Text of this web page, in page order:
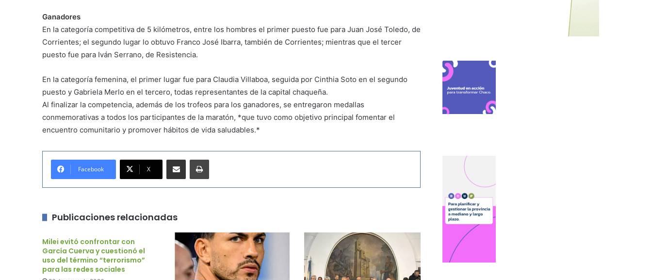
Ganadores
En la categoría competitiva de 5 kilómetros, entre los hombres el primer puesto fue para Juan José Toledo, de
Corrientes; el segundo lugar lo obtuvo Franco José Ibarra, también de Corrientes; mientras que el tercer
puesto fue para Iván Serrano, de Resistencia.
En la categoría femenina, el primer lugar fue para Claudia Villaboa, seguida por Cinthia Soto en el segundo
puesto y Gabriela Merlo en el tercero, todas representantes de la capital chaqueña.
Al finalizar la competencia, además de los trofeos para los ganadores, se entregaron medallas
conmemorativas a todos los participantes de la maratón, *que tuvo como objetivo principal fomentar el
encuentro comunitario y promover hábitos de vida saludables.*
Facebook X
Publicaciones relacionadas
Milei evitó confrontar con
García Cuerva y cuestionó el
uso del término “terrorismo”
para las redes sociales